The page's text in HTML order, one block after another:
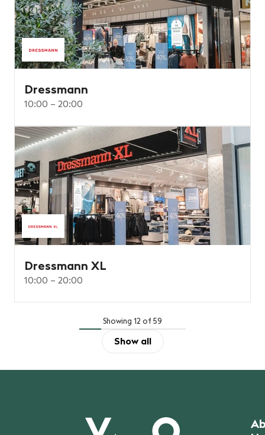
Dressmann
10:00 – 20:00
Dressmann XL
10:00 – 20:00
Showing 12 of 59
Show all